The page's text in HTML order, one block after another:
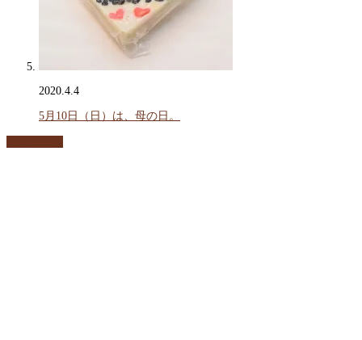
2020.4.4
5月10日（日）は、母の日。